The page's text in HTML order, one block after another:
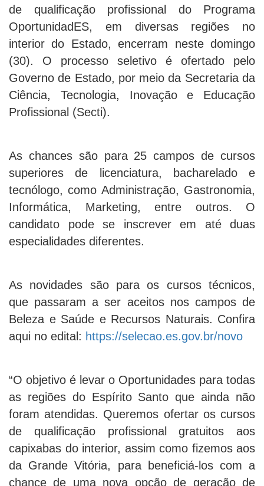
de qualificação profissional do Programa
OportunidadES, em diversas regiões no
interior do Estado, encerram neste domingo
(30). O processo seletivo é ofertado pelo
Governo de Estado, por meio da Secretaria da
Ciência, Tecnologia, Inovação e Educação
Profissional (Secti).
As chances são para 25 campos de cursos
superiores de licenciatura, bacharelado e
tecnólogo, como Administração, Gastronomia,
Informática, Marketing, entre outros. O
candidato pode se inscrever em até duas
especialidades diferentes.
As novidades são para os cursos técnicos,
que passaram a ser aceitos nos campos de
Beleza e Saúde e Recursos Naturais. Confira
aqui no edital: https://selecao.es.gov.br/novo
“O objetivo é levar o Oportunidades para todas
as regiões do Espírito Santo que ainda não
foram atendidas. Queremos ofertar os cursos
de qualificação profissional gratuitos aos
capixabas do interior, assim como fizemos aos
da Grande Vitória, para beneficiá-los com a
chance de uma nova opção de geração de